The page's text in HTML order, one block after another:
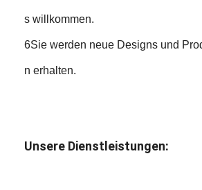
s willkommen.
6Sie werden neue Designs und
n erhalten.
Unsere Dienstleistungen: